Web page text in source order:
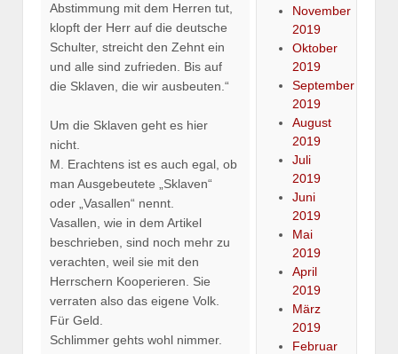
Abstimmung mit dem Herren tut,
klopft der Herr auf die deutsche
Schulter, streicht den Zehnt ein
und alle sind zufrieden. Bis auf
die Sklaven, die wir ausbeuten.“
Um die Sklaven geht es hier
nicht.
M. Erachtens ist es auch egal, ob
man Ausgebeutete „Sklaven“
oder „Vasallen“ nennt.
Vasallen, wie in dem Artikel
beschrieben, sind noch mehr zu
verachten, weil sie mit den
Herrschern Kooperieren. Sie
verraten also das eigene Volk.
Für Geld.
Schlimmer gehts wohl nimmer.
November
2019
Oktober
2019
September
2019
August
2019
Juli
2019
Juni
2019
Mai
2019
April
2019
März
2019
Februar